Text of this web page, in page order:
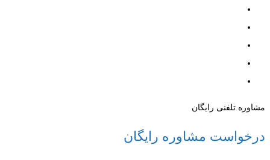
مشاوره تلفنی رایگان
درخواست مشاوره رایگان